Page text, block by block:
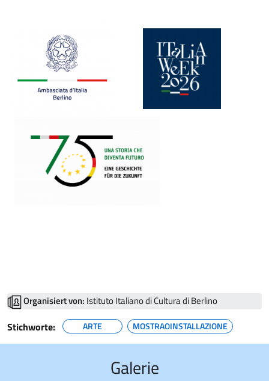
Organisiert von: Istituto Italiano di Cultura di Berlino
Stichworte: ARTE MOSTRAOINSTALLAZIONE
Galerie